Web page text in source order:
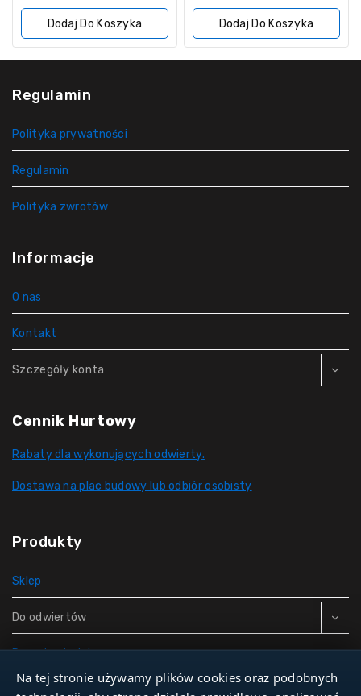
5
Dodaj Do Koszyka Dodaj Do Koszyka
Regulamin
Polityka prywatności
Regulamin
Polityka zwrotów
Informacje
O nas
Kontakt
Szczegóły konta
Cennik Hurtowy
Rabaty dla wykonujących odwierty.
Dostawa na plac budowy lub odbiór osobisty
Produkty
Sklep
Do odwiertów
Rury do studni
Zbiorniki hydroforowe
Na tej stronie używamy plików cookies oraz podobnych